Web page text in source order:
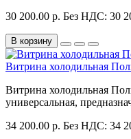
30 200.00 р. Без НДС: 30
В корзину
Витрина холодильная
Витрина холодильная
универсальная,
34 200.00 р. Без НДС: 34